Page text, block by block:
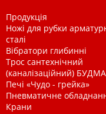
Продукція
Ножі для рубки
сталі
Вібратори глибинні
Трос сантехнічний
(каналізаційний)
Печі «Чудо - грейка»
Пневматичне
Крани